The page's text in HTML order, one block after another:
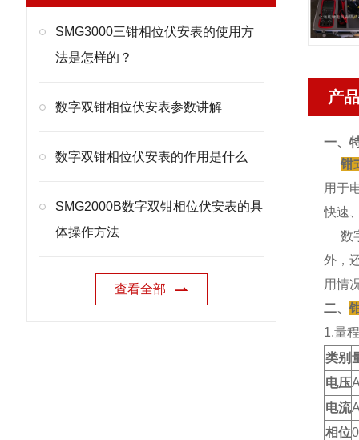
SMG3000三钳相位伏安表的使用方
法是怎样的？
数字双钳相位伏安表参数讲解
数字双钳相位伏安表的作用是什么
SMG2000B数字双钳相位伏安表的具
体操作方法
查看全部
产
一、
钳
用于
快速
数
外，
用情
二、
1.量
类别
电压
电流
相位